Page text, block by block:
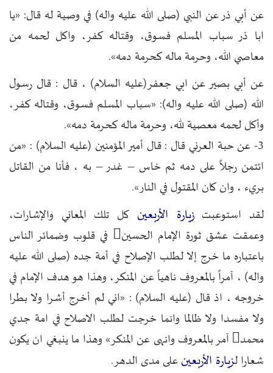
عن أبي ذر عن النبي (صلى الله عليه واله) في وصية له قال: «يا
ابا ذر سباب المسلم فسوق، وقتاله كفر، واكل لحمه من
معاصي الله، وحرمة ماله كحرمة دمه».
عن أبي بصير عن ابي جعفر(عليه السلام) ، قال : قال رسول
الله (صلى الله عليه واله): «سباب المسلم فسوق، وقتاله كفر،
وأكل لحمه معصية لله، وحرمة ماله كحرمة دمه».
3- عن حبة العرني قال : قال أمير المؤمنين (عليه السلام) : «من
ائتمن رجلاً على دمه ثم خاس – غدر – به ، فأنا من القاتل
بريء ، وان كان المقتول في النار».
لقد استوعبتزيارة الأربعين كل تلك المعاني والإشارات،
وعمقت عشق ثورة الإمام الحسين في قلوب وضمائر الناس
باعتباره ما خرج إلا لطلب الإصلاح في أمة جده (صلى الله عليه
واله) ، آمراً بالمعروف ناهياً عن المنكر، وهذا هو هدف الإمام في
خروجه ، اذ قال (عليه السلام) : «اني لم أخرج أشرا ولا بطرا
ولا مفسدا ولا ظالما وانما خرجت لطلب الاصلاح في امة جدي
محمد آمر بالمعروف وانهى عن المنكر» وهذا ما ينبغي ان يكون
شعارا لزيارة الأربعينعلى مدى الدهر.